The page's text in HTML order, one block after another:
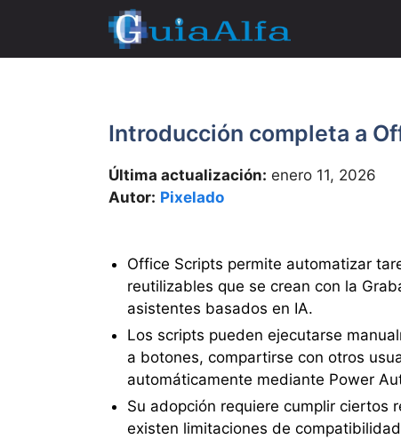
contenido
Introducción completa a
Última actualización: enero 11, 2026
Autor: Pixelado
Office Scripts permite automatizar
reutilizables que se crean con la
asistentes basados en IA.
Los scripts pueden ejecutarse
a botones, compartirse con otros
automáticamente mediante Power
Su adopción requiere cumplir ciertos
existen limitaciones de